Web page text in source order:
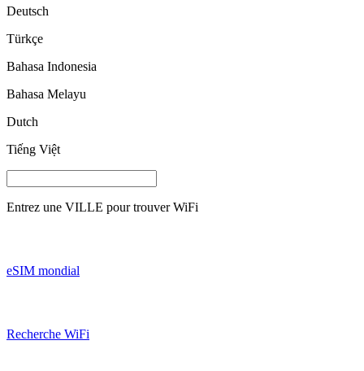
Deutsch
Türkçe
Bahasa Indonesia
Bahasa Melayu
Dutch
Tiếng Việt
Entrez une VILLE pour trouver WiFi
eSIM mondial
Recherche WiFi